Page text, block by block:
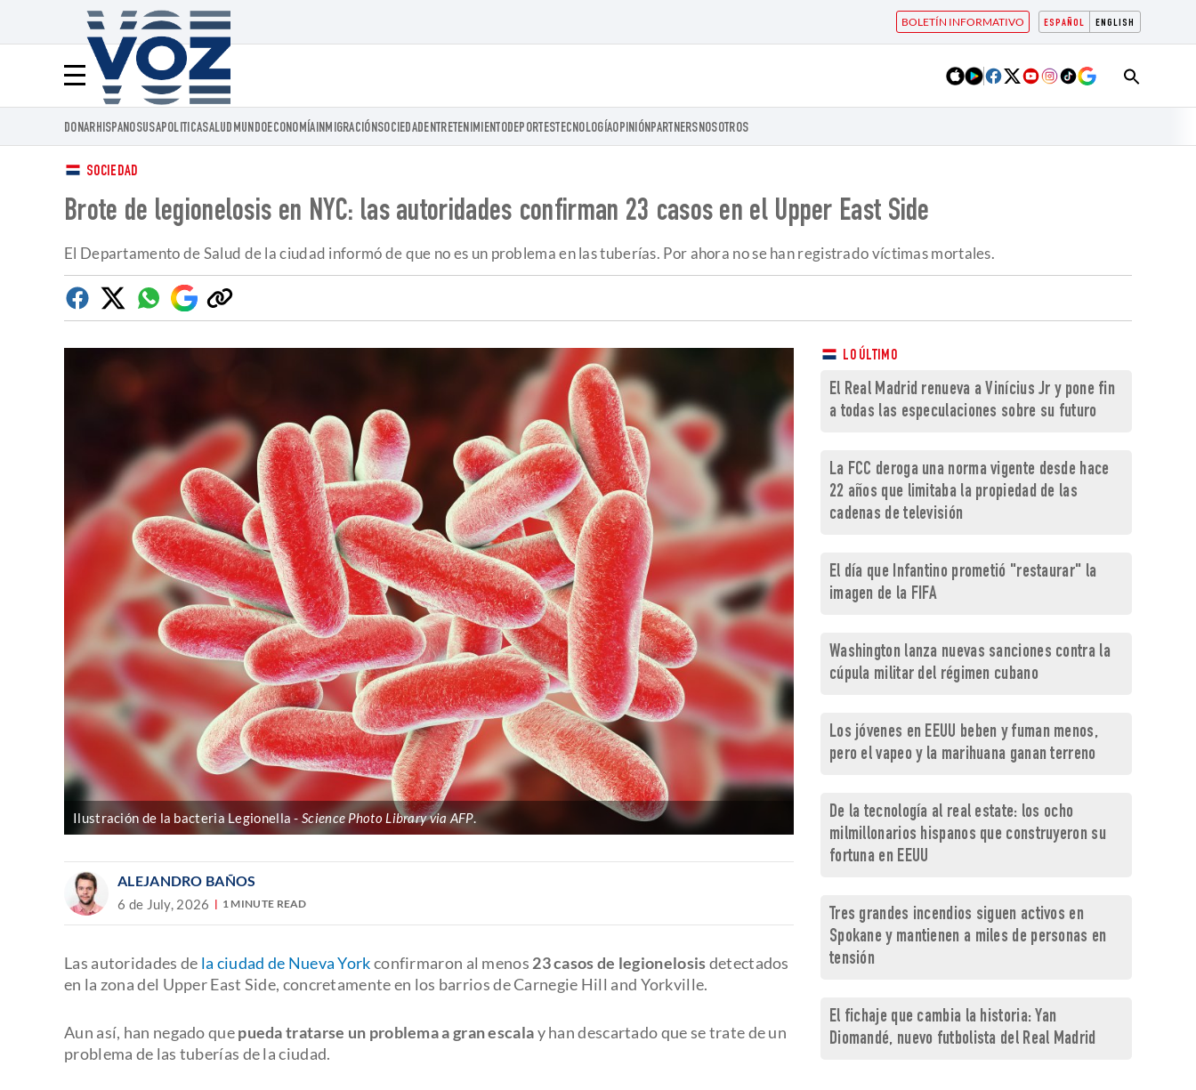
ESPAÑOL ENGLISH
BOLETÍN INFORMATIVO
Menú
Voz.us
DONARHISPANOSUSAPOLITICASALUD MUNDOECONOMÍAINMIGRACIÓNSOCIEDADENTRETENIMIENTODEPORTESTECNOLOGÍAOPINIÓNPARTNERSNOSOTROS
SOCIEDAD
Brote de legionelosis en NYC: las autoridades confirman 23 casos en el Upper East Side
El Departamento de Salud de la ciudad informó de que no es un problema en las tuberías. Por ahora no se han registrado víctimas mortales.
Facebook
TwitterWhatsapp
Google
Discover
Copiar
enlace
Ilustración de la bacteria Legionella Science Photo Library via AFP.
ALEJANDRO BAÑOS
6 de July, 2026 1 MINUTE READ
Las autoridades de la ciudad de Nueva Yorkconfirmaron al menos 23 casos de legionelosisdetectados
en la zona del Upper East Side, concretamente en los barrios de Carnegie Hill and Yorkville.
Aun así, han negado quepueda tratarse un problema a gran escalay han descartado que se trate de un
problema de las tuberías de la ciudad.
LO ÚLTIMO
El Real Madrid renueva a Vinícius Jr y pone fin
a todas las especulaciones sobre su futuro
La FCC deroga una norma vigente desde hace
22 años que limitaba la propiedad de las
cadenas de televisión
El día que Infantino prometió "restaurar" la
imagen de la FIFA
Washington lanza nuevas sanciones contra la
cúpula militar del régimen cubano
Los jóvenes en EEUU beben y fuman menos,
pero el vapeo y la marihuana ganan terreno
De la tecnología al real estate: los ocho
milmillonarios hispanos que construyeron su
fortuna en EEUU
Tres grandes incendios siguen activos en
Spokane y mantienen a miles de personas en
tensión
El fichaje que cambia la historia: Yan
Diomandé, nuevo futbolista del Real Madrid